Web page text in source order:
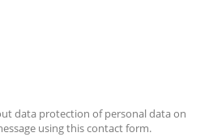
data protection of personal data on
using this contact form.